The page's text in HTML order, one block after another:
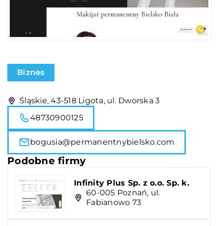
Biznes
Śląskie, 43-518 Ligota, ul. Dworska 3
48730900125
bogusia@permanentnybielsko.com
Podobne firmy
Infinity Plus Sp. z o.o. Sp. k.
60-005 Poznań, ul.
Fabianowo 73